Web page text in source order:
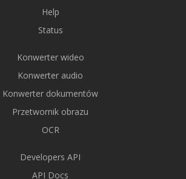
Help
Status
Konwerter wideo
Konwerter audio
Konwerter dokumentów
Przetwornik obrazu
OCR
Developers API
API Docs